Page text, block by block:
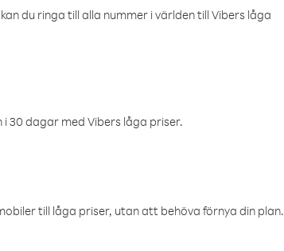
du ringa till alla nummer i världen till Vibers låga
30 dagar med Vibers låga priser.
till låga priser, utan att behöva förnya din plan.